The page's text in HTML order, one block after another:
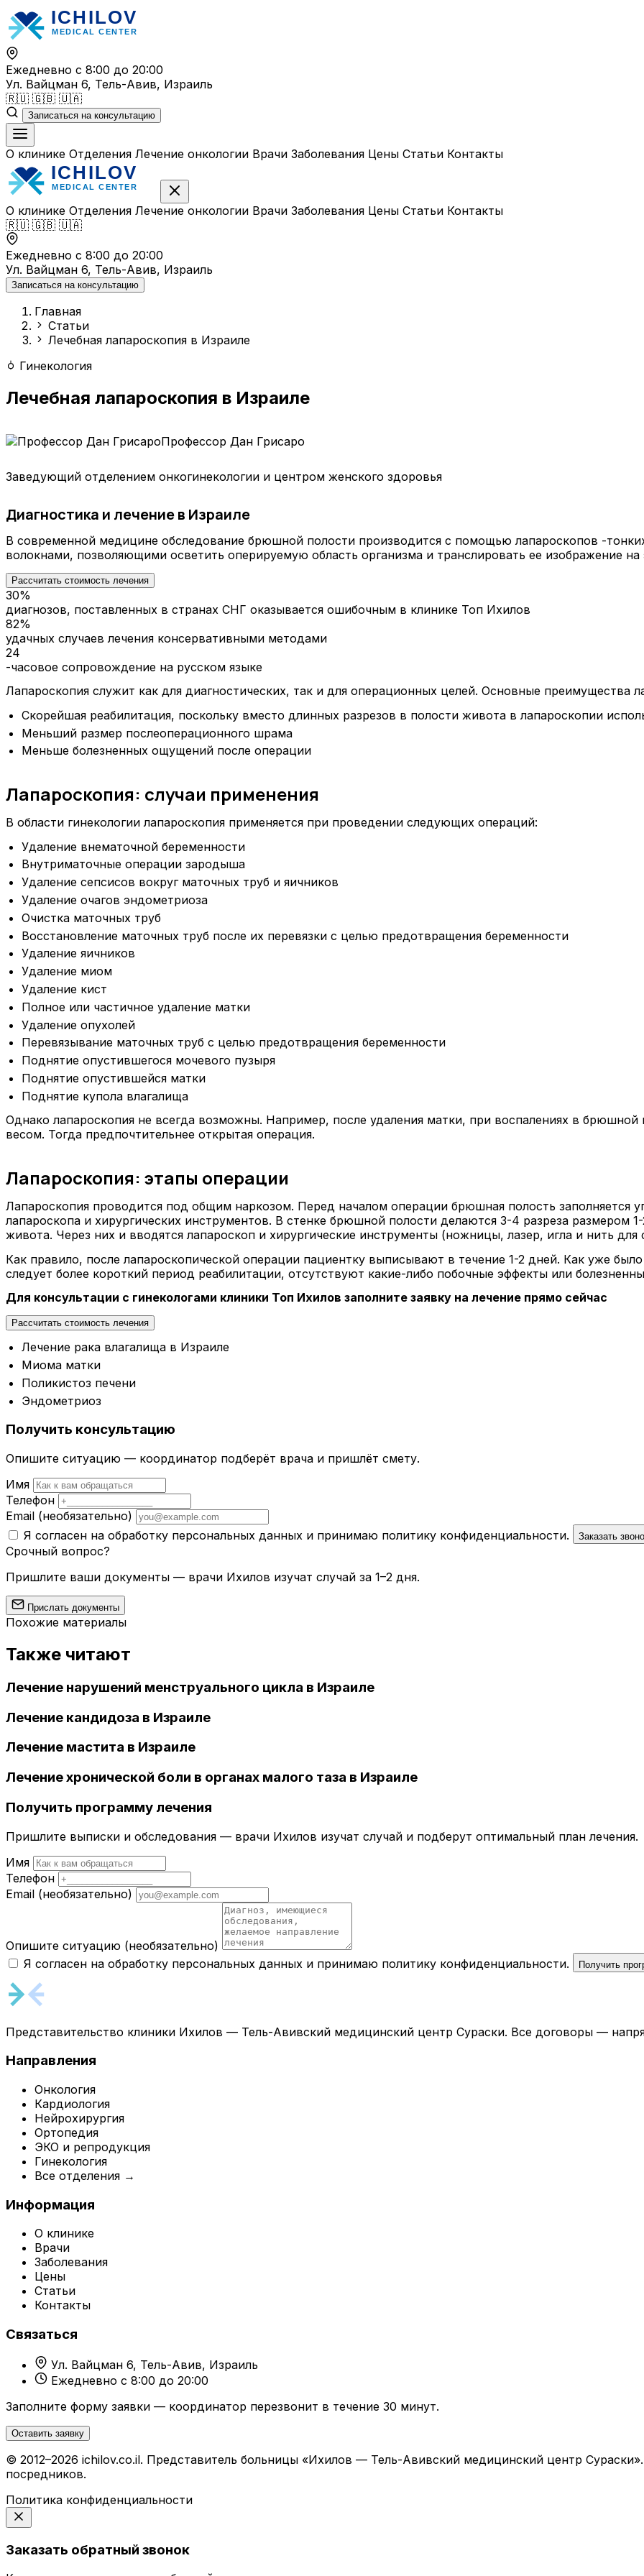
Перейти
к
содержимому
Ежедневно с 8:00 до 20:00
Ул. Вайцман 6, Тель-Авив, Израиль
🇷🇺 🇬🇧 🇺🇦
Записаться на консультацию
О клинике Отделения Лечение онкологии Врачи Заболевания Цены Статьи Контакты
О клинике Отделения Лечение онкологии Врачи Заболевания Цены Статьи Контакты
🇷🇺 🇬🇧 🇺🇦
Ежедневно с 8:00 до 20:00
Ул. Вайцман 6, Тель-Авив, Израиль
Записаться на консультацию
Главная
Статьи
Лечебная лапароскопия в Израиле
Гинекология
Лечебная лапароскопия в Израиле
Профессор Дан Грисаро
Заведующий отделением онкогинекологии и центром женского здоровья
Диагностика и лечение в Израиле
В современной медицине обследование брюшной полости производится с помощью лапароскопов -
волокнами, позволяющими осветить оперируемую область организма и транслировать ее изображение на
Рассчитать стоимость лечения
30%
диагнозов, поставленных в странах СНГ оказывается ошибочным в клинике Топ Ихилов
82%
удачных случаев лечения консервативными методами
24
-часовое сопровождение на русском языке
Лапароскопия служит как для диагностических, так и для операционных целей. Основные преимущества
Скорейшая реабилитация, поскольку вместо длинных разрезов в полости живота в лапароскопии
Меньший размер послеоперационного шрама
Меньше болезненных ощущений после операции
Лапароскопия: случаи применения
В области гинекологии лапароскопия применяется при проведении следующих операций:
Удаление внематочной беременности
Внутриматочные операции зародыша
Удаление сепсисов вокруг маточных труб и яичников
Удаление очагов эндометриоза
Очистка маточных труб
Восстановление маточных труб после их перевязки с целью предотвращения беременности
Удаление яичников
Удаление миом
Удаление кист
Полное или частичное удаление матки
Удаление опухолей
Перевязывание маточных труб с целью предотвращения беременности
Поднятие опустившегося мочевого пузыря
Поднятие опустившейся матки
Поднятие купола влагалища
Однако лапароскопия не всегда возможны. Например, после удаления матки, при воспалениях в
весом. Тогда предпочтительнее открытая операция.
Лапароскопия: этапы операции
Лапароскопия проводится под общим наркозом. Перед началом операции брюшная полость заполняется
лапароскопа и хирургических инструментов. В стенке брюшной полости делаются 3-4 разреза размером
живота. Через них и вводятся лапароскоп и хирургические инструменты (ножницы, лазер, игла и нить для
Как правило, после лапароскопической операции пациентку выписывают в течение 1-2 дней. Как уже
следует более короткий период реабилитации, отсутствуют какие-либо побочные эффекты или
Для консультации с гинекологами клиники Топ Ихилов заполните заявку на лечение прямо сейчас
Рассчитать стоимость лечения
Лечение рака влагалища в Израиле
Миома матки
Поликистоз печени
Эндометриоз
Получить консультацию
Опишите ситуацию — координатор подберёт врача и пришлёт смету.
Имя
Телефон
Email (необязательно)
Я согласен на обработку персональных данных и принимаю политику конфиденциальности. Заказать
Срочный вопрос?
Пришлите ваши документы — врачи Ихилов изучат случай за 1–2 дня.
Прислать документы
Похожие материалы
Также читают
Лечение нарушений менструального цикла в Израиле
Лечение кандидоза в Израиле
Лечение мастита в Израиле
Лечение хронической боли в органах малого таза в Израиле
Получить программу лечения
Пришлите выписки и обследования — врачи Ихилов изучат случай и подберут оптимальный план лечения.
Имя
Телефон
Email (необязательно)
Опишите ситуацию (необязательно)
Я согласен на обработку персональных данных и принимаю политику конфиденциальности. Получить
Представительство клиники Ихилов — Тель-Авивский медицинский центр Сураски. Все договоры —
Направления
Онкология
Кардиология
Нейрохирургия
Ортопедия
ЭКО и репродукция
Гинекология
Все отделения →
Информация
О клинике
Врачи
Заболевания
Цены
Статьи
Контакты
Связаться
Ул. Вайцман 6, Тель-Авив, Израиль
Ежедневно с 8:00 до 20:00
Заполните форму заявки — координатор перезвонит в течение 30 минут.
Оставить заявку
© 2012–2026 ichilov.co.il. Представитель больницы «Ихилов — Тель-Авивский медицинский центр
посредников.
Политика конфиденциальности
Заказать обратный звонок